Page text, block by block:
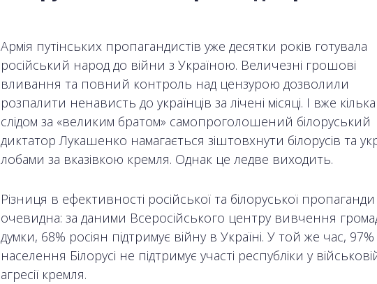
Армія путінських пропагандистів уже десятки років готувала
російський народ до війни з Україною. Величезні грошові
вливання та повний контроль над цензурою дозволили
розпалити ненависть до українців за лічені місяці. І вже
слідом за «великим братом» самопроголошений білоруський
диктатор Лукашенко намагається зіштовхнути білорусів та
лобами за вказівкою кремля. Однак це ледве виходить.
Різниця в ефективності російської та білоруської пропаганди
очевидна: за даними Всеросійського центру вивчення
думки, 68% росіян підтримує війну в Україні. У той же час, 97%
населення Білорусі не підтримує участі республіки у
агресії кремля.